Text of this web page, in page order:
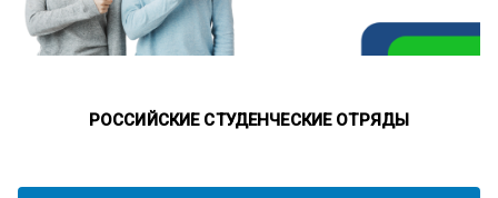
РОССИЙСКИЕ СТУДЕНЧЕСКИЕ ОТРЯДЫ